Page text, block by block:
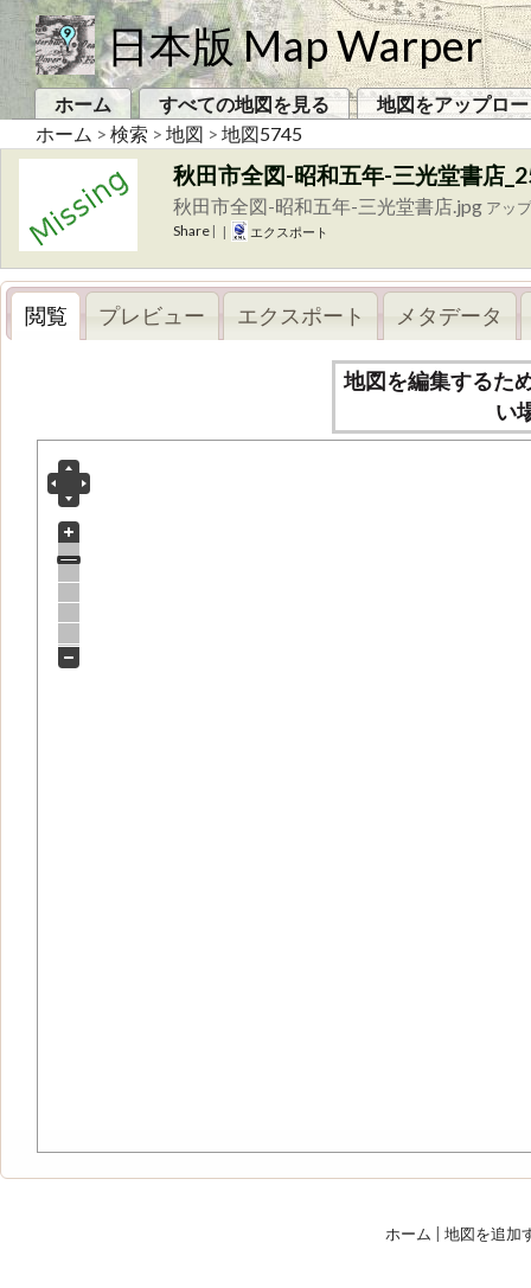
日本版 Map Warper
ホーム すべての地図を見る
地図をアップロ
ホーム > 検索 > 地図 > 地図5745
秋田市全図-昭和五年-三光堂書店
秋田市全図-昭和五年-三光堂書店.jpg アッ
Share | | エクスポート
閲覧 プレビュー エクスポート メタデータ
地図を編集するた
い
ホーム | 地図を追加